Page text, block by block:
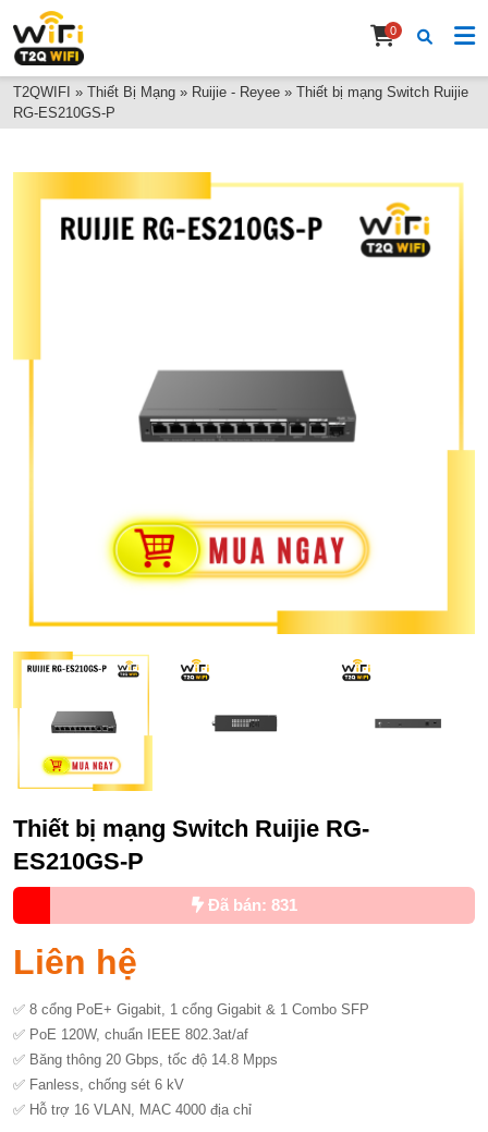
0
T2QWIFI » Thiết Bị Mạng » Ruijie - Reyee » Thiết bị mạng Switch Ruijie
RG-ES210GS-P
Thiết bị mạng Switch Ruijie RG-
ES210GS-P
Đã bán: 831
Liên hệ
✅ 8 cổng PoE+ Gigabit, 1 cổng Gigabit & 1 Combo SFP
✅ PoE 120W, chuẩn IEEE 802.3at/af
✅ Băng thông 20 Gbps, tốc độ 14.8 Mpps
✅ Fanless, chống sét 6 kV
✅ Hỗ trợ 16 VLAN, MAC 4000 địa chỉ